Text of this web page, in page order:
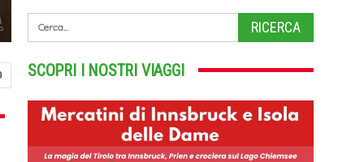
SCOPRI I NOSTRI VIAGGI